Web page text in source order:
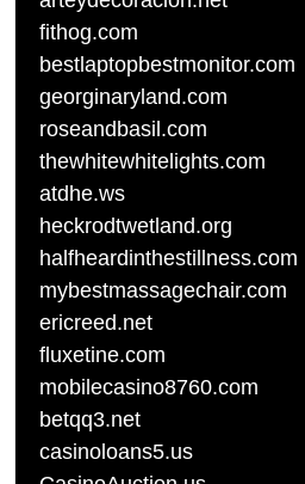
fithog.com
bestlaptopbestmonitor.com
georginaryland.com
roseandbasil.com
thewhitewhitelights.com
atdhe.ws
heckrodtwetland.org
halfheardinthestillness.com
mybestmassagechair.com
ericreed.net
fluxetine.com
mobilecasino8760.com
betqq3.net
casinoloans5.us